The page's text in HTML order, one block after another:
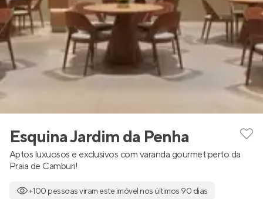
Esquina Jardim da Penha
Aptos luxuosos e exclusivos com varanda gourmet perto da
Praia de Camburi!
+100 pessoas viram este imóvel nos últimos 90 dias